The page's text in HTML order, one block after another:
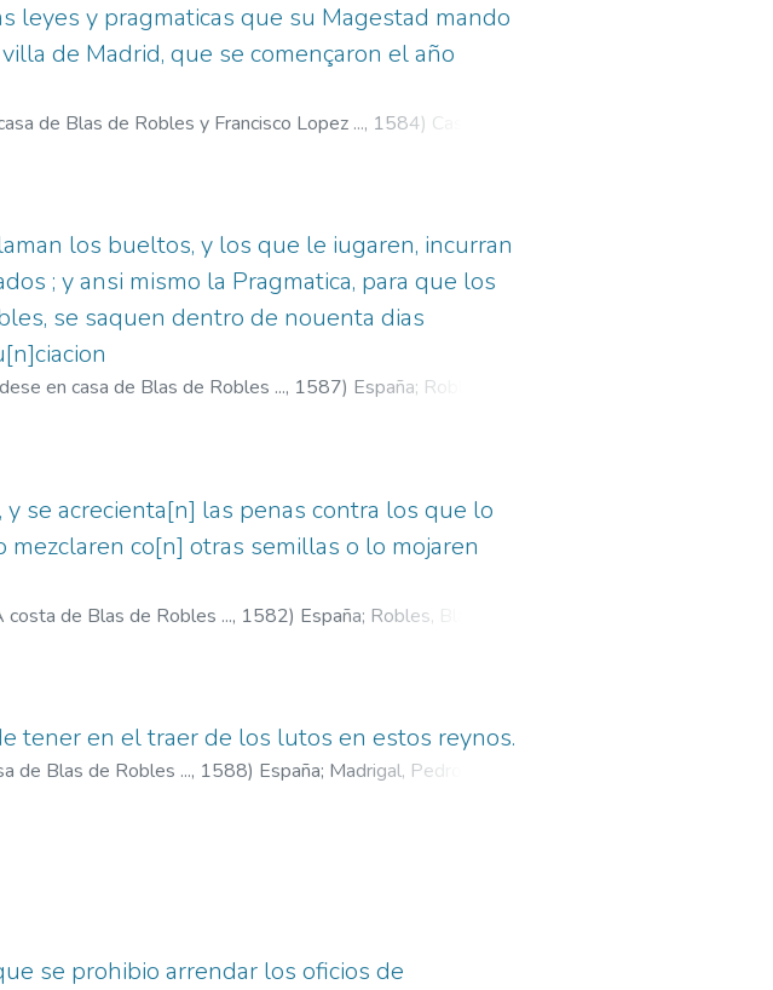
leyes y pragmaticas que su Magestad mando
de Madrid, que se començaron el año
de Blas de Robles y Francisco Lopez ..., 1584) Castilla
los bueltos, y los que le iugaren, incurran
; y ansi mismo la Pragmatica, para que los
se saquen dentro de nouenta dias
en casa de Blas de Robles ..., 1587) España; Robles,
se acrecienta[n] las penas contra los que lo
co[n] otras semillas o lo mojaren
costa de Blas de Robles ..., 1582) España; Robles, Blas de,
tener en el traer de los lutos en estos reynos.
de Blas de Robles ..., 1588) España; Madrigal, Pedro, fl.
se prohibio arrendar los oficios de